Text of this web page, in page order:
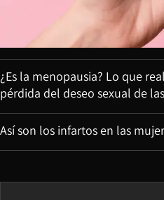
¿Es la menopausia? Lo que
pérdida del deseo sexual de
Así son los infartos en las